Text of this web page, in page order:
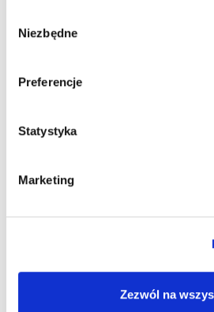
zgody
Niezbędne
Preferencje
Statystyka
Marketing
Zezwól na
(Samochód używany)
142 900
Wersja:
Kolor nadwozia: